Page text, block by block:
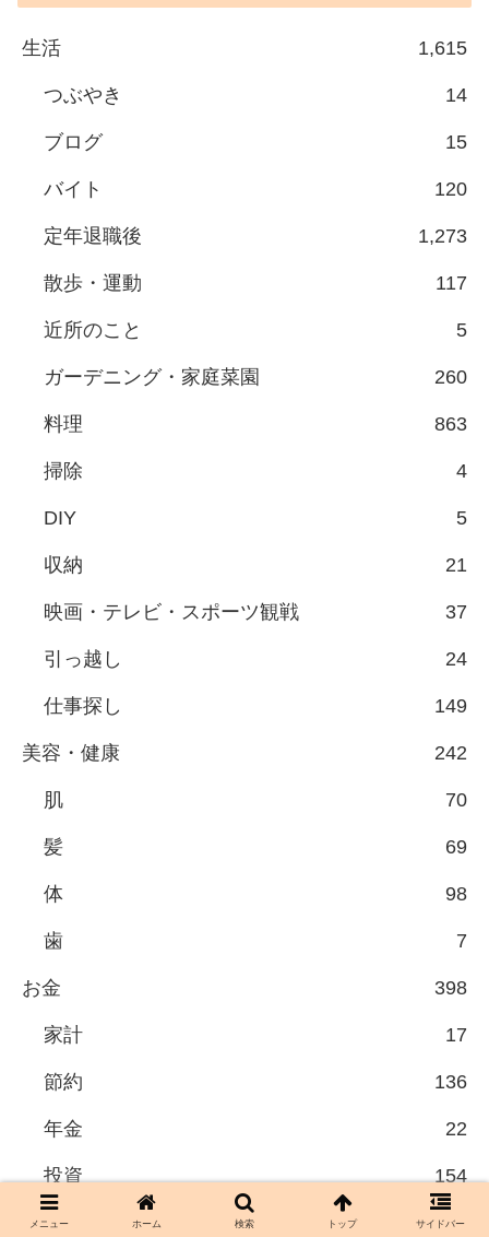
生活 1,615
つぶやき 14
ブログ 15
バイト 120
定年退職後 1,273
散歩・運動 117
近所のこと 5
ガーデニング・家庭菜園 260
料理 863
掃除 4
DIY 5
収納 21
映画・テレビ・スポーツ観戦 37
引っ越し 24
仕事探し 149
美容・健康 242
肌 70
髪 69
体 98
歯 7
お金 398
家計 17
節約 136
年金 22
投資 154
失業給付金 19
メニュー ホーム 検索 トップ サイドバー